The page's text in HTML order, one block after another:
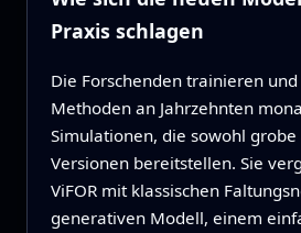
Praxis schlagen
Die Forschenden trainieren
Methoden an Jahrzehnten
Simulationen, die sowohl grobe
Versionen bereitstellen. Sie
ViFOR mit klassischen
generativen Modell, einem